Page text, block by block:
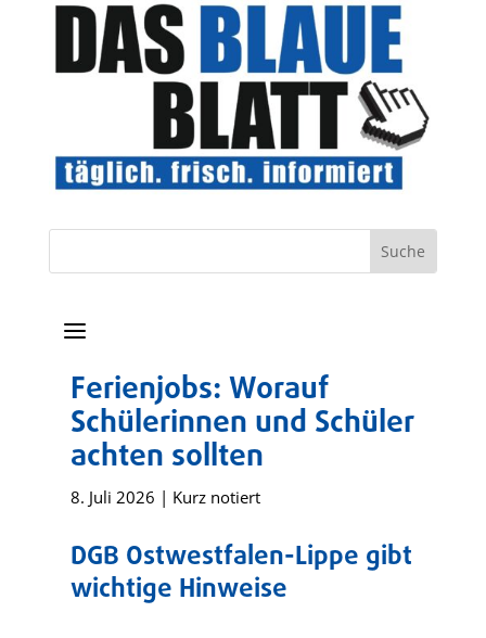
a
Ferienjobs: Worauf
Schülerinnen und Schüler
achten sollten
8. Juli 2026 | Kurz notiert
DGB Ostwestfalen-Lippe gibt
wichtige Hinweise